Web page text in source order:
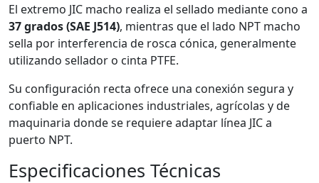
El extremo JIC macho realiza el sellado mediante cono a
37 grados (SAE J514), mientras que el lado NPT macho
sella por interferencia de rosca cónica, generalmente
utilizando sellador o cinta PTFE.
Su configuración recta ofrece una conexión segura y
confiable en aplicaciones industriales, agrícolas y de
maquinaria donde se requiere adaptar línea JIC a
puerto NPT.
Especificaciones Técnicas